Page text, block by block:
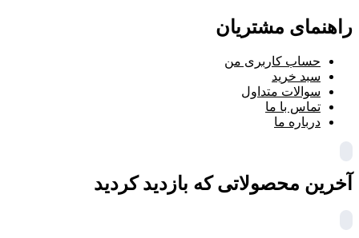
راهنمای مشتریان
حساب کاربری من
سبد خرید
سوالات متداول
تماس با ما
درباره ما
آخرین محصولاتی که بازدید کردید